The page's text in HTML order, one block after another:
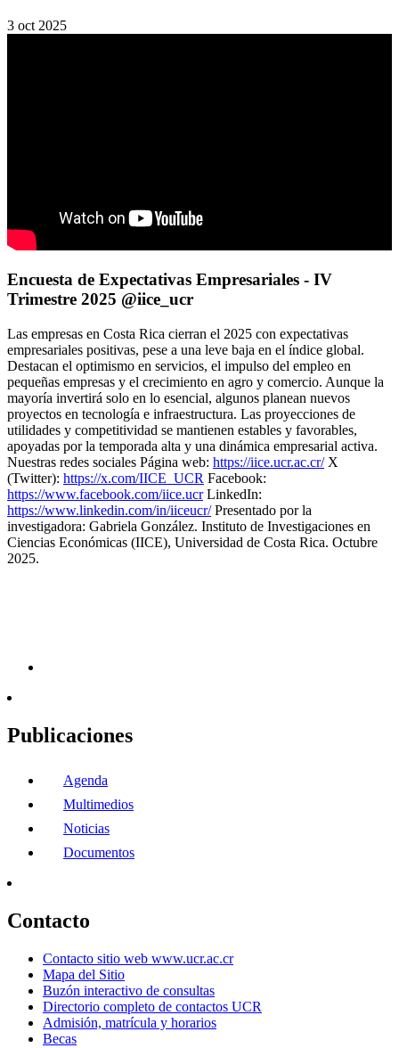
3 oct 2025
Encuesta de Expectativas Empresariales - IV
Trimestre 2025 @iice_ucr
Las empresas en Costa Rica cierran el 2025 con expectativas
empresariales positivas, pese a una leve baja en el índice global.
Destacan el optimismo en servicios, el impulso del empleo en
pequeñas empresas y el crecimiento en agro y comercio. Aunque la
mayoría invertirá solo en lo esencial, algunos planean nuevos
proyectos en tecnología e infraestructura. Las proyecciones de
utilidades y competitividad se mantienen estables y favorables,
apoyadas por la temporada alta y una dinámica empresarial activa.
Nuestras redes sociales Página web: https://iice.ucr.ac.cr/X
(Twitter): https://x.com/IICE_UCR Facebook:
https://www.facebook.com/iice.ucrLinkedIn:
https://www.linkedin.com/in/iiceucr/Presentado por la
investigadora: Gabriela González. Instituto de Investigaciones en
Ciencias Económicas (IICE), Universidad de Costa Rica. Octubre
2025.
Publicaciones
Agenda
Multimedios
Noticias
Documentos
Contacto
Contacto sitio web www.ucr.ac.cr
Mapa del Sitio
Buzón interactivo de consultas
Directorio completo de contactos UCR
Admisión, matrícula y horarios
Becas